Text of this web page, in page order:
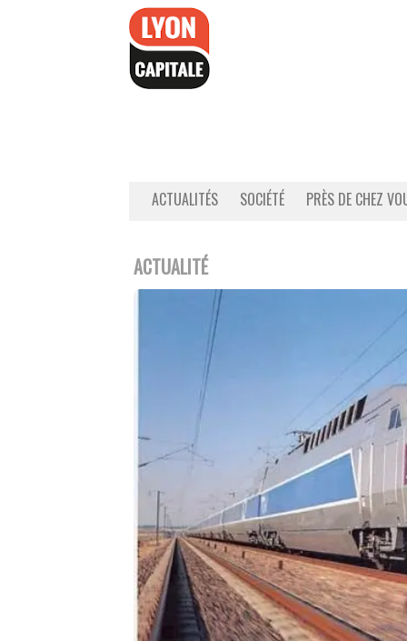
ACTUALITÉS SOCIÉTÉ PRÈS DE CHEZ
ACTUALITÉ